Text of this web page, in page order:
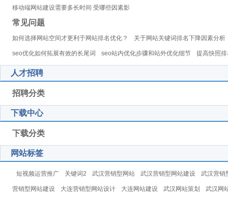
移动端网站建设需要多长时间 受哪些因素影
常见问题
如何选择网站空间才更利于网站排名优化？ 关于网站关键词排名下降因素分析
seo优化如何拓展有效的长尾词 seo站内优化步骤和站外优化细节 提高快照
人才招聘
招聘分类
下载中心
下载分类
网站标签
短视频运营推广 关键词2 武汉营销型网站 武汉营销型网站建设 武汉营销
营销型网站建设 大连营销型网站设计 大连网站建设 武汉网站策划 武汉网